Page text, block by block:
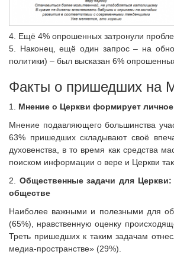
4. Ещё 4% опрошенных затронули
5. Наконец, ещё один запрос – на
политики) – был высказан 6%
Факты о пришедших на
1. Мнение о Церкви формирует
Мнение подавляющего большинства
63% пришедших складывают своё
духовенства, в то время как средства
поиском информации о вере и Церкви
2. Общественные задачи для
обществе
Наиболее важными и полезными для
(65%), нравственную оценку
Треть пришедших к таким задачам
медиа-пространстве» (29%).